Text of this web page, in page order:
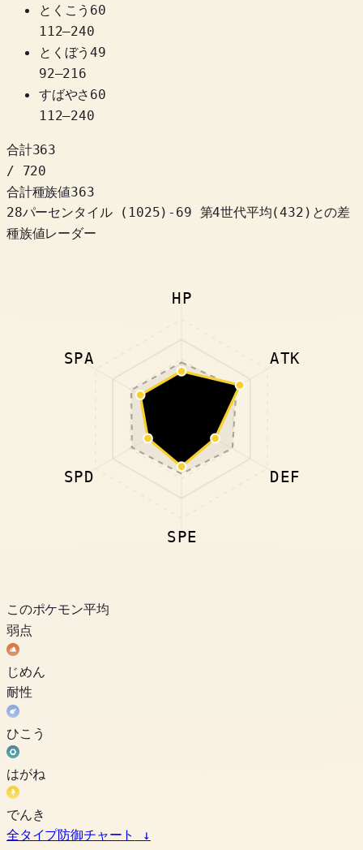
とくこう 60
112–240
とくぼう49
92–216
すばやさ 60
112–240
合計363
/ 720
合計種族値363
28パーセンタイル
( 1025) -69 第4世代平均(432)との差
種族値レーダー
HP
ATK
DEF
SPE
SPD
SPA
このポケモン平均
弱点
じめん
耐性
ひこう
はがね
でんき
全タイプ防御チャート
↓